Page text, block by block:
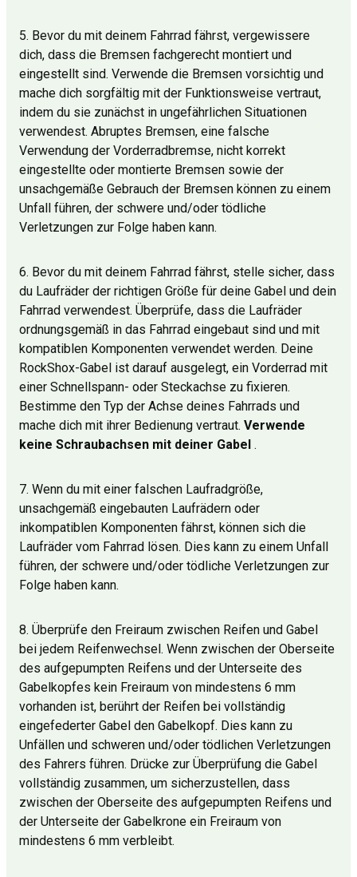
5. Bevor du mit deinem Fahrrad fährst, vergewissere
dich, dass die Bremsen fachgerecht montiert und
eingestellt sind. Verwende die Bremsen vorsichtig und
mache dich sorgfältig mit der Funktionsweise vertraut,
indem du sie zunächst in ungefährlichen Situationen
verwendest. Abruptes Bremsen, eine falsche
Verwendung der Vorderradbremse, nicht korrekt
eingestellte oder montierte Bremsen sowie der
unsachgemäße Gebrauch der Bremsen können zu einem
Unfall führen, der schwere und/oder tödliche
Verletzungen zur Folge haben kann.
6. Bevor du mit deinem Fahrrad fährst, stelle sicher, dass
du Laufräder der richtigen Größe für deine Gabel und dein
Fahrrad verwendest. Überprüfe, dass die Laufräder
ordnungsgemäß in das Fahrrad eingebaut sind und mit
kompatiblen Komponenten verwendet werden. Deine
RockShox-Gabel ist darauf ausgelegt, ein Vorderrad mit
einer Schnellspann- oder Steckachse zu fixieren.
Bestimme den Typ der Achse deines Fahrrads und
mache dich mit ihrer Bedienung vertraut. Verwende
keine Schraubachsen mit deiner Gabel .
7. Wenn du mit einer falschen Laufradgröße,
unsachgemäß eingebauten Laufrädern oder
inkompatiblen Komponenten fährst, können sich die
Laufräder vom Fahrrad lösen. Dies kann zu einem Unfall
führen, der schwere und/oder tödliche Verletzungen zur
Folge haben kann.
8. Überprüfe den Freiraum zwischen Reifen und Gabel
bei jedem Reifenwechsel. Wenn zwischen der Oberseite
des aufgepumpten Reifens und der Unterseite des
Gabelkopfes kein Freiraum von mindestens 6 mm
vorhanden ist, berührt der Reifen bei vollständig
eingefederter Gabel den Gabelkopf. Dies kann zu
Unfällen und schweren und/oder tödlichen Verletzungen
des Fahrers führen. Drücke zur Überprüfung die Gabel
vollständig zusammen, um sicherzustellen, dass
zwischen der Oberseite des aufgepumpten Reifens und
der Unterseite der Gabelkrone ein Freiraum von
mindestens 6 mm verbleibt.